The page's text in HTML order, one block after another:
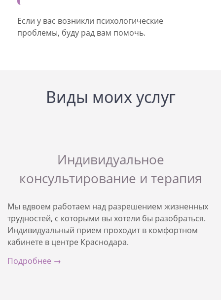
Если у вас возникли психологические
проблемы, буду рад вам помочь.
Виды моих услуг
Индивидуальное
консультирование и терапия
Мы вдвоем работаем над разрешением жизненных
трудностей, с которыми вы хотели бы разобраться.
Индивидуальный прием проходит в комфортном
кабинете в центре Краснодара.
Подробнее →